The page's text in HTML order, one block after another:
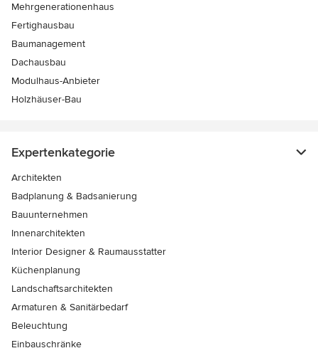
Mehrgenerationenhaus
Fertighausbau
Baumanagement
Dachausbau
Modulhaus-Anbieter
Holzhäuser-Bau
Expertenkategorie
Architekten
Badplanung & Badsanierung
Bauunternehmen
Innenarchitekten
Interior Designer & Raumausstatter
Küchenplanung
Landschaftsarchitekten
Armaturen & Sanitärbedarf
Beleuchtung
Einbauschränke